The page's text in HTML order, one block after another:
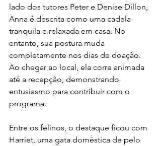
lado dos tutores Peter e Denise Dillon,
Anna é descrita como uma cadela
tranquila e relaxada em casa. No
entanto, sua postura muda
completamente nos dias de doação.
Ao chegar ao local, ela corre animada
até a recepção, demonstrando
entusiasmo para contribuir com o
programa.
Entre os felinos, o destaque ficou com
Harriet, uma gata doméstica de pelo